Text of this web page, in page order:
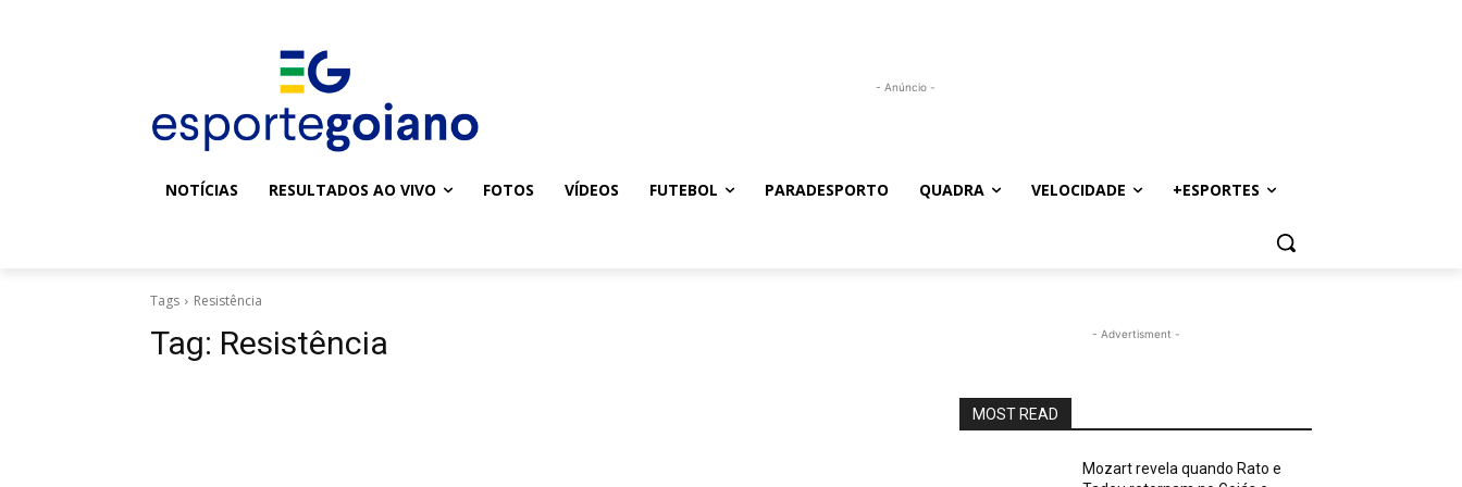
- Anúncio -
NOTÍCIAS RESULTADOS AO VIVO FOTOS VÍDEOS FUTEBOL PARADESPORTO QUADRA VELOCIDADE +ESPORTES
Tags Resistência
Tag: Resistência - Advertisment -
MOST READ
Mozart revela quando Rato e